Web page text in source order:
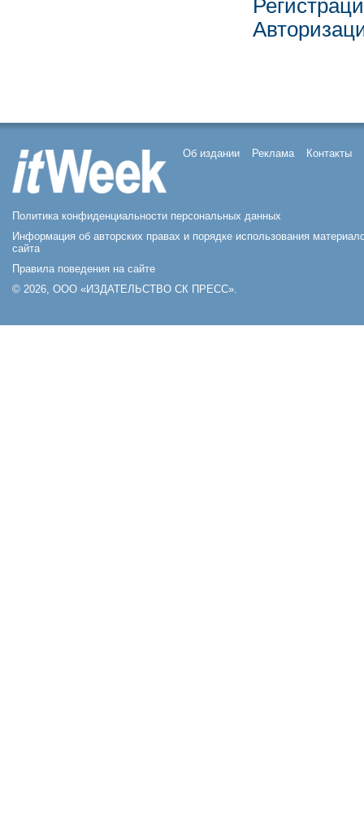
Об издании Реклама Контакты
Политика конфиденциальности персональных данных
Информация об авторских правах и порядке использования
сайта
Правила поведения на сайте
© 2026, ООО «ИЗДАТЕЛЬСТВО СК ПРЕСС».